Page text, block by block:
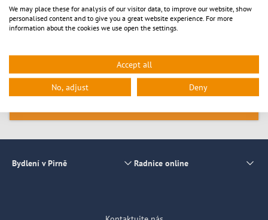
Bürgerbüro der Stadt Pirna
Am Markt 1/2 (Rathaus)
(Bürgerbüro)
Contact
Bydlení v Pirně Radnice online
We may place these for analysis of our visitor data, to improve our website, show
personalised content and to give you a great website experience. For more
information about the cookies we use open the settings.
Accept all
No, adjust Deny